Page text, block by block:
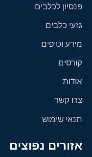
פנסיון לכלבים
גזעי כלבים
מידע וטיפים
קורסים
אודות
צרו קשר
תנאי שימוש
אזורים נפוצים